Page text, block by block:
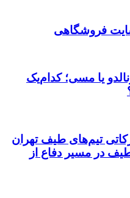
فروشگاهی
یا مسی؛ کدام‌یک
تیم‌های طیف تهران
در مسیر دفاع از